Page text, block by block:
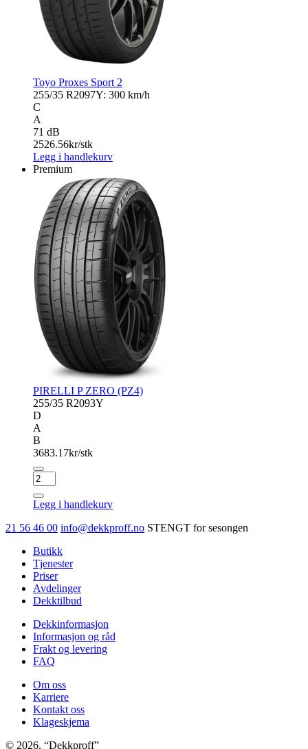
Toyo Proxes Sport 2
255/35 R2097Y: 300 km/h
C
A
71 dB
2526.56kr/stk
Legg i handlekurv
Premium
PIRELLI P ZERO (PZ4)
255/35 R2093Y
D
A
B
3683.17kr/stk
PIRELLI
P
ZERO
(PZ4)
antall
Legg i handlekurv
21 56 46 00 info@dekkproff.no STENGT for sesongen
Butikk
Tjenester
Priser
Avdelinger
Dekktilbud
Dekkinformasjon
Informasjon og råd
Frakt og levering
FAQ
Om oss
Karriere
Kontakt oss
Klageskjema
© 2026. “Dekkproff”